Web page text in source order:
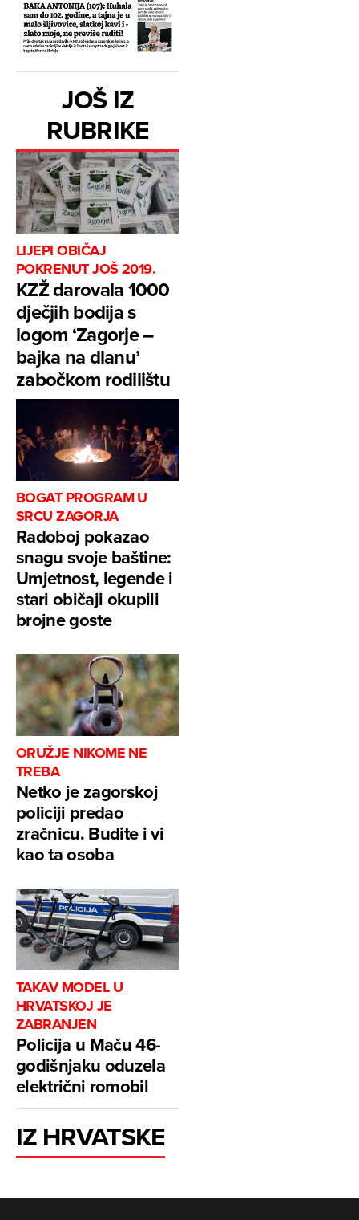
JOŠ IZ
RUBRIKE
LIJEPI OBIČAJ
POKRENUT JOŠ 2019.
KZŽ darovala 1000
dječjih bodija s
logom ‘Zagorje –
bajka na dlanu’
zabočkom rodilištu
BOGAT PROGRAM U
SRCU ZAGORJA
Radoboj pokazao
snagu svoje baštine:
Umjetnost, legende i
stari običaji okupili
brojne goste
ORUŽJE NIKOME NE
TREBA
Netko je zagorskoj
policiji predao
zračnicu. Budite i vi
kao ta osoba
TAKAV MODEL U
HRVATSKOJ JE
ZABRANJEN
Policija u Maču 46-
godišnjaku oduzela
električni romobil
IZ HRVATSKE